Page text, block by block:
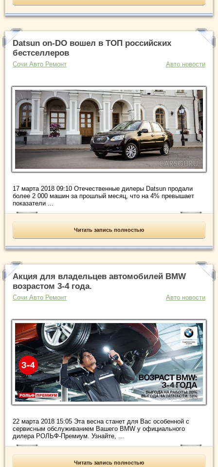
Datsun on-DO вошел в ТОП российских
бестселлеров
Сочи Авто Ремонт Авто новости
17 марта 2018 09:10 Отечественные дилеры Datsun продали
более 2 000 машин за прошлый месяц, что на 4% превышает
показатели ...
Читать запись полностью
Акция для владельцев автомобилей BMW
возрастом 3-4 года.
Сочи Авто Ремонт Авто новости
22 марта 2018 15:05 Эта весна станет для Вас особенной с
сервисным обслуживанием Вашего BMW у официального
дилера РОЛЬФ-Премиум. Узнайте, ...
Читать запись полностью